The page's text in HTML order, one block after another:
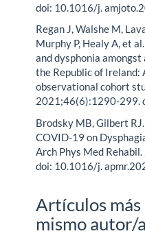
doi: 10.1016/j.
Regan J, Walshe M,
Murphy P, Healy A, et
and dysphonia
the Republic of
observational cohort
2021;46(6):1290-299.
Brodsky MB, Gilbert
COVID-19 on
Arch Phys Med
doi: 10.1016/j.
Artículos
mismo autor/a